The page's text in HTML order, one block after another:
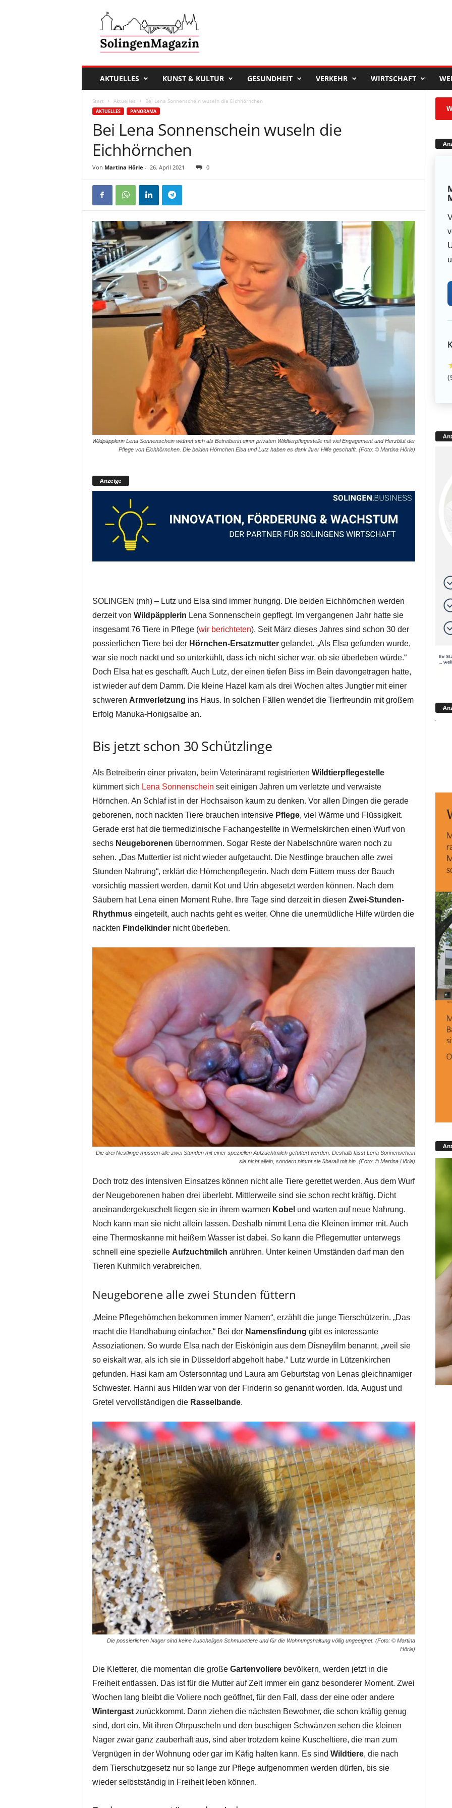
i
AKTUELLES KUNST & KULTUR GESUNDHEIT VERKEHR WIRTSCHAFT
Start Aktuelles Bei Lena Sonnenschein wuseln die Eichhörnchen
AKTUELLES PANORAMA
Bei Lena Sonnenschein wuseln die
Eichhörnchen
Von Martina Hörle - 26. April 2021 0
Wildpäpplerin Lena Sonnenschein widmet sich als Betreiberin einer privaten Wildtierpflegestelle mit viel Engagement und Herzblut der
Pflege von Eichhörnchen. Die beiden Hörnchen Elsa und Lutz haben es dank ihrer Hilfe geschafft. (Foto: © Martina Hörle)
Anzeige
SOLINGEN (mh) – Lutz und Elsa sind immer hungrig. Die beiden Eichhörnchen werden
derzeit von Wildpäpplerin Lena Sonnenschein gepflegt. Im vergangenen Jahr hatte sie
insgesamt 76 Tiere in Pflege (wir berichteten). Seit März dieses Jahres sind schon 30 der
possierlichen Tiere bei der Hörnchen-Ersatzmuttergelandet. „Als Elsa gefunden wurde,
war sie noch nackt und so unterkühlt, dass ich nicht sicher war, ob sie überleben würde.“
Doch Elsa hat es geschafft. Auch Lutz, der einen tiefen Biss im Bein davongetragen hatte,
ist wieder auf dem Damm. Die kleine Hazel kam als drei Wochen altes Jungtier mit einer
schweren Armverletzung ins Haus. In solchen Fällen wendet die Tierfreundin mit großem
Erfolg Manuka-Honigsalbe an.
Bis jetzt schon 30 Schützlinge
Als Betreiberin einer privaten, beim Veterinäramt registrierten Wildtierpflegestelle
kümmert sich Lena Sonnenschein seit einigen Jahren um verletzte und verwaiste
Hörnchen. An Schlaf ist in der Hochsaison kaum zu denken. Vor allen Dingen die gerade
geborenen, noch nackten Tiere brauchen intensive Pflege, viel Wärme und Flüssigkeit.
Gerade erst hat die tiermedizinische Fachangestellte in Wermelskirchen einen Wurf von
sechs Neugeborenen übernommen. Sogar Reste der Nabelschnüre waren noch zu
sehen. „Das Muttertier ist nicht wieder aufgetaucht. Die Nestlinge brauchen alle zwei
Stunden Nahrung“, erklärt die Hörnchenpflegerin. Nach dem Füttern muss der Bauch
vorsichtig massiert werden, damit Kot und Urin abgesetzt werden können. Nach dem
Säubern hat Lena einen Moment Ruhe. Ihre Tage sind derzeit in diesen Zwei-Stunden-
Rhythmuseingeteilt, auch nachts geht es weiter. Ohne die unermüdliche Hilfe würden die
nackten Findelkindernicht überleben.
Die drei Nestlinge müssen alle zwei Stunden mit einer speziellen Aufzuchtmilch gefüttert werden. Deshalb lässt Lena Sonnenschein
sie nicht allein, sondern nimmt sie überall mit hin. (Foto: © Martina Hörle)
Doch trotz des intensiven Einsatzes können nicht alle Tiere gerettet werden. Aus dem Wurf
der Neugeborenen haben drei überlebt. Mittlerweile sind sie schon recht kräftig. Dicht
aneinandergekuschelt liegen sie in ihrem warmen Kobel und warten auf neue Nahrung.
Noch kann man sie nicht allein lassen. Deshalb nimmt Lena die Kleinen immer mit. Auch
eine Thermoskanne mit heißem Wasser ist dabei. So kann die Pflegemutter unterwegs
schnell eine spezielle Aufzuchtmilch anrühren. Unter keinen Umständen darf man den
Tieren Kuhmilch verabreichen.
Neugeborene alle zwei Stunden füttern
„Meine Pflegehörnchen bekommen immer Namen“, erzählt die junge Tierschützerin. „Das
macht die Handhabung einfacher.“ Bei der Namensfindung gibt es interessante
Assoziationen. So wurde Elsa nach der Eiskönigin aus dem Disneyfilm benannt, „weil sie
so eiskalt war, als ich sie in Düsseldorf abgeholt habe.“ Lutz wurde in Lützenkirchen
gefunden. Hasi kam am Ostersonntag und Laura am Geburtstag von Lenas gleichnamiger
Schwester. Hanni aus Hilden war von der Finderin so genannt worden. Ida, August und
Gretel vervollständigen die Rasselbande.
Die possierlichen Nager sind keine kuscheligen Schmusetiere und für die Wohnungshaltung völlig ungeeignet. (Foto: © Martina
Hörle)
Die Kletterer, die momentan die große Gartenvolierebevölkern, werden jetzt in die
Freiheit entlassen. Das ist für die Mutter auf Zeit immer ein ganz besonderer Moment. Zwei
Wochen lang bleibt die Voliere noch geöffnet, für den Fall, dass der eine oder andere
Wintergastzurückkommt. Dann ziehen die nächsten Bewohner, die schon kräftig genug
sind, dort ein. Mit ihren Ohrpuscheln und den buschigen Schwänzen sehen die kleinen
Nager zwar ganz zauberhaft aus, sind aber trotzdem keine Kuscheltiere, die man zum
Vergnügen in der Wohnung oder gar im Käfig halten kann. Es sind Wildtiere, die nach
dem Tierschutzgesetz nur so lange zur Pflege aufgenommen werden dürfen, bis sie
wieder selbstständig in Freiheit leben können.